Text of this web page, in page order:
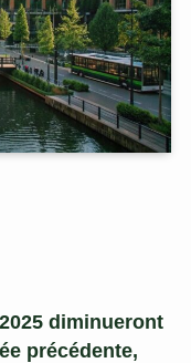
diminueront
précédente,